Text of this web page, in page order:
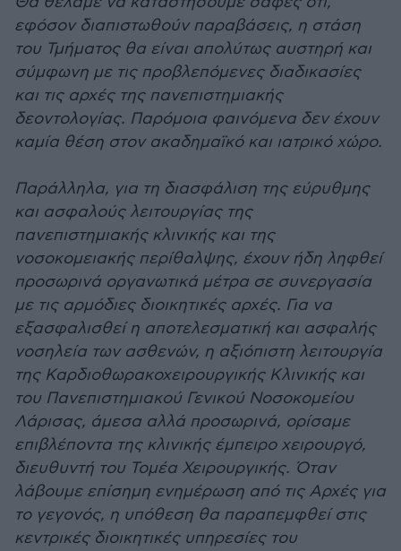
εφόσον διαπιστωθούν παραβάσεις, η στάση
του Τμήματος θα είναι απολύτως αυστηρή και
σύμφωνη με τις προβλεπόμενες διαδικασίες
και τις αρχές της πανεπιστημιακής
δεοντολογίας. Παρόμοια φαινόμενα δεν έχουν
καμία θέση στον ακαδημαϊκό και ιατρικό χώρο.
Παράλληλα, για τη διασφάλιση της εύρυθμης
και ασφαλούς λειτουργίας της
πανεπιστημιακής κλινικής και της
νοσοκομειακής περίθαλψης, έχουν ήδη ληφθεί
προσωρινά οργανωτικά μέτρα σε συνεργασία
με τις αρμόδιες διοικητικές αρχές. Για να
εξασφαλισθεί η αποτελεσματική και ασφαλής
νοσηλεία των ασθενών, η αξιόπιστη λειτουργία
της Καρδιοθωρακοχειρουργικής Κλινικής και
του Πανεπιστημιακού Γενικού Νοσοκομείου
Λάρισας, άμεσα αλλά προσωρινά, ορίσαμε
επιβλέποντα της κλινικής έμπειρο χειρουργό,
διευθυντή του Τομέα Χειρουργικής. Όταν
λάβουμε επίσημη ενημέρωση από τις Αρχές για
το γεγονός, η υπόθεση θα παραπεμφθεί στις
κεντρικές διοικητικές υπηρεσίες του